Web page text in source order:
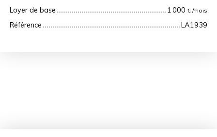
Loyer de base
1 000€ /mois
Référence LA1939